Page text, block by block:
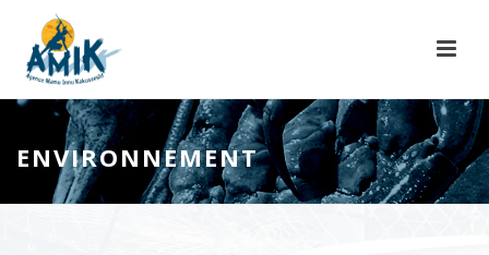
ENVIRONNEMENT